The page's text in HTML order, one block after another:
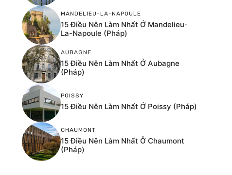
MANDELIEU-LA-NAPOULE
15 Điều Nên Làm Nhất Ở Mandelieu-
La-Napoule (Pháp)
AUBAGNE
15 Điều Nên Làm Nhất Ở Aubagne
(Pháp)
POISSY
15 Điều Nên Làm Nhất Ở Poissy (Pháp)
CHAUMONT
15 Điều Nên Làm Nhất Ở Chaumont
(Pháp)